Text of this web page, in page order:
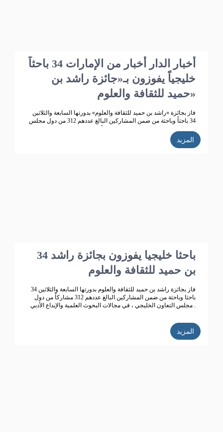
أخبار الدار أخبار من الإمارات 34 باحثاً
خليجياً يفوزون بـ«جائزة راشد بن
حميد للثقافة والعلوم»
فاز بجائزة «راشد بن حميد للثقافة والعلوم» بدورتها السابعة والثلاثين
34 باحثاً وباحثة من ضمن المشاركين البالغ عددهم 312 من دول مجلس
المزيد
34 باحثا خليجيا يفوزون بجائزة راشد
بن حميد للثقافة والعلوم
فاز بجائزة راشد بن حميد للثقافة والعلوم بدورتها السابعة والثلاثين 34
باحثا وباحثة من ضمن المشاركين البالغ عددهم 312 مشاركاً من دول
مجلس التعاون الخليجي ، في مجالات البحوث العلمية والإبداع الأدبي .
المزيد